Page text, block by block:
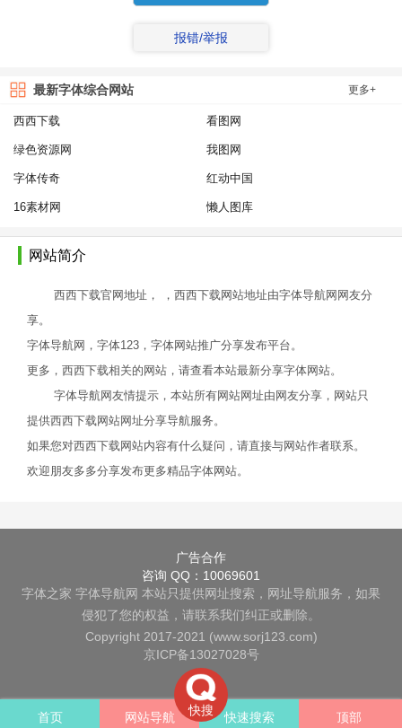
报错/举报
最新字体综合网站 更多+
西西下载 看图网
绿色资源网 我图网
字体传奇 红动中国
16素材网 懒人图库
网站简介
西西下载官网地址， ，西西下载网站地址由字体导航网网友分
享。
字体导航网，字体123，字体网站推广分享发布平台。
更多，西西下载相关的网站，请查看本站最新分享字体网站。
字体导航网友情提示，本站所有网站网址由网友分享，网站只
提供西西下载网站网址分享导航服务。
如果您对西西下载网站内容有什么疑问，请直接与网站作者联系。
欢迎朋友多多分享发布更多精品字体网站。
快搜
首页 网站导航 快速搜索 顶部
广告合作
咨询 QQ：10069601
字体之家 字体导航网 本站只提供网址搜索，网址导航服务，如果
侵犯了您的权益，请联系我们纠正或删除。
Copyright 2017-2021 (www.sorj123.com)
京ICP备13027028号